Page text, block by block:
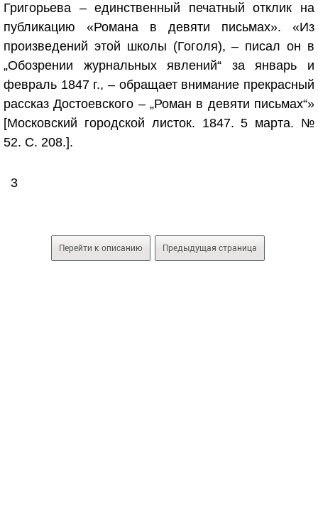
Григорьева – единственный печатный отклик на
публикацию «Романа в девяти письмах». «Из
произведений этой школы (Гоголя), – писал он в
„Обозрении журнальных явлений“ за январь и
февраль 1847 г., – обращает внимание прекрасный
рассказ Достоевского – „Роман в девяти письмах“»
[Московский городской листок. 1847. 5 марта. №
52. С. 208.].
3
Перейти к описанию Предыдущая страница